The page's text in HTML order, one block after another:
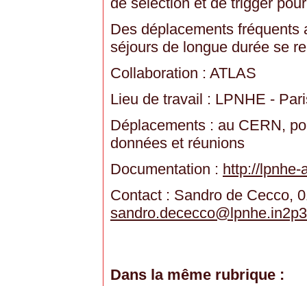
Des déplacements
séjours de longue durée se
Collaboration : ATLAS
Lieu de travail : LPNHE -
Déplacements : au CERN,
données et réunions
Documentation : http://lpnhe-
Contact : Sandro de Cecco,
sandro.dececco@
Dans la même rubrique :